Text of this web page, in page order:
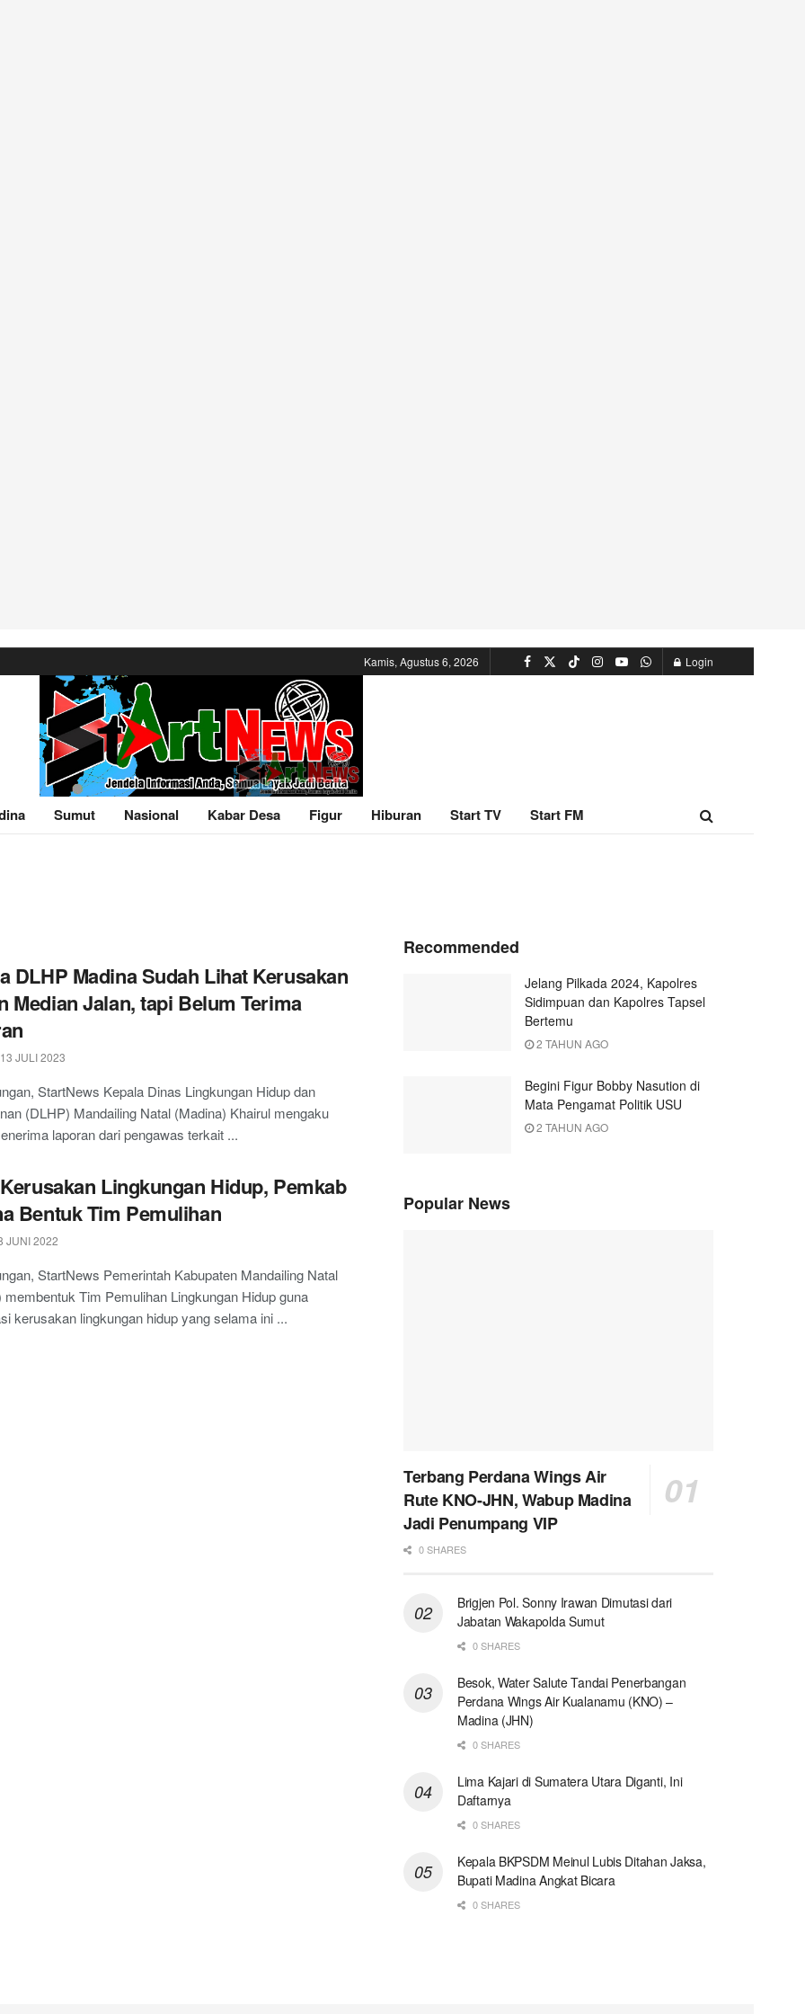
Kamis, Agustus 6, 2026 Login
Sumut Nasional Kabar Desa Figur Hiburan Start TV Start FM
DLHP Madina Sudah Lihat Kerusakan
Median Jalan, tapi Belum Terima
JULI 2023
StartNews Kepala Dinas Lingkungan Hidup dan
(DLHP) Mandailing Natal (Madina) Khairul mengaku
laporan dari pengawas terkait ...
Lingkungan Hidup, Pemkab
Bentuk Tim Pemulihan
JUNI 2022
StartNews Pemerintah Kabupaten Mandailing Natal
membentuk Tim Pemulihan Lingkungan Hidup guna
kerusakan lingkungan hidup yang selama ini ...
Recommended
Jelang Pilkada 2024, Kapolres
Sidimpuan dan Kapolres Tapsel
Bertemu
2 TAHUN AGO
Begini Figur Bobby Nasution di
Mata Pengamat Politik USU
2 TAHUN AGO
Popular News
Terbang Perdana Wings Air
Rute KNO-JHN, Wabup Madina
Jadi Penumpang VIP
0 SHARES
Brigjen Pol. Sonny Irawan Dimutasi dari
Jabatan Wakapolda Sumut
0 SHARES
Besok, Water Salute Tandai Penerbangan
Perdana Wings Air Kualanamu (KNO) –
Madina (JHN)
0 SHARES
Lima Kajari di Sumatera Utara Diganti, Ini
Daftarnya
0 SHARES
Kepala BKPSDM Meinul Lubis Ditahan Jaksa,
Bupati Madina Angkat Bicara
0 SHARES